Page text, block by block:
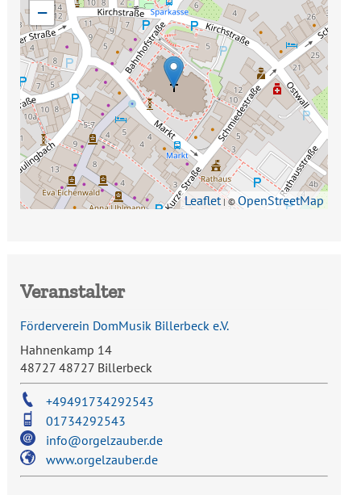
−
Leaflet| ©OpenStreetMap
Veranstalter
Förderverein DomMusik Billerbeck e.V.
Hahnenkamp 14
48727 48727 Billerbeck
+49491734292543
01734292543
info@orgelzauber.de
www.orgelzauber.de